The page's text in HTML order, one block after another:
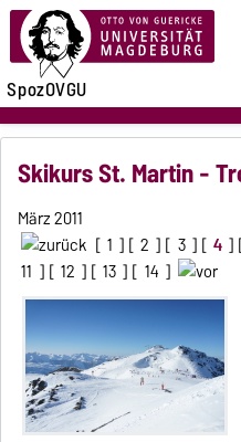
SpozOVGU
Skikurs St. Martin -
März 2011
[ 1 ] [ 2 ] [ 3 ] [ 4 ]
11 ] [ 12 ] [ 13 ] [ 14 ]